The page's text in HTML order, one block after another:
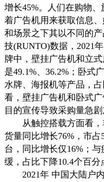
增长45%。人们在购物
着广告机用来获取信息
和场景之下其以不同的
技(RUNTO)数据，2021
牌中，壁挂广告机和立式
是49.1%、36.2%；卧式
水牌、海报机等产品，
看，壁挂广告机和卧式
目的宣传导致采购量急
从触控搭载方面看
货量同比增长76%，市
台，同比增长仅16%；
缓，占比下降10.4个百分
2021年 中国大陆户